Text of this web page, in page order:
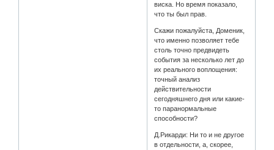
виска. Но время показало,
что ты был прав.
Скажи пожалуйста, Доменик,
что именно позволяет тебе
столь точно предвидеть
события за несколько лет до
их реального воплощения:
точный анализ
действительности
сегодняшнего дня или какие-
то паранормальные
способности?
Д.Рикарди: Ни то и не другое
в отдельности, а, скорее,